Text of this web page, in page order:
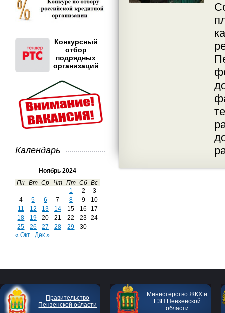
Конкурсный
отбор
подрядных
организаций
Календарь
Ноябрь 2024
Пн Вт Ср Чт Пт Сб Вс
1
2
3
4
5 6 7 8 9
10
11
12 13 14 15 16
17
18
19 20 21 22 23
24
25
26 27 28 29
30
« Окт
Дек »
Правительство
Пензенской области
Министерство ЖКХ и
ГЗН Пензенской
области